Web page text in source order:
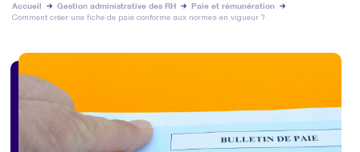
Accueil Gestion administrative des RH
Paie et rémunération
Comment créer une fiche de paie conforme aux normes en vigueur ?